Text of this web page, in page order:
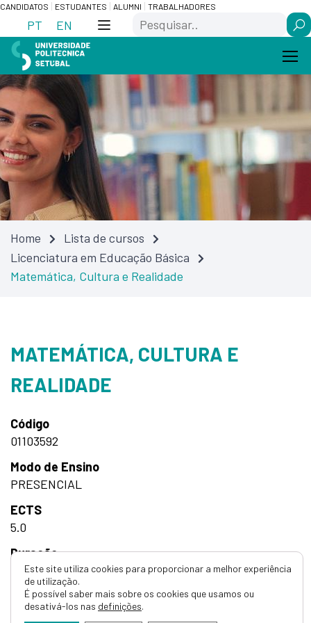
Skip
Content
Saltar
navegação
CANDIDATOS ESTUDANTES ALUMNI TRABALHADORES
PT EN Search
Home
Lista de cursos
Licenciatura em Educação Básica
Matemática, Cultura e Realidade
MATEMÁTICA, CULTURA E
REALIDADE
Código
01103592
Modo de Ensino
PRESENCIAL
ECTS
5.0
Duração
Semestral
Horas
15h Orientação Tutorial
Este site utiliza cookies para proporcionar a melhor experiência
de utilização.
É possível saber mais sobre os cookies que usamos ou
desativá-los nas definições.